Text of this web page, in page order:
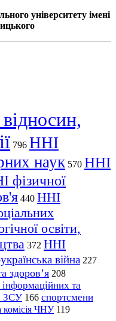
університету імені
796 ННІ
наук 570 ННІ
фізичної
440 ННІ
освіти,
372 ННІ
війна 227
здоров’я 208
та
ЗСУ 166 спортсмени
ЧНУ 119